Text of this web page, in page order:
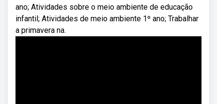
ano; Atividades sobre o meio ambiente de educação
infantil; Atividades de meio ambiente 1º ano; Trabalhar
a primavera na.